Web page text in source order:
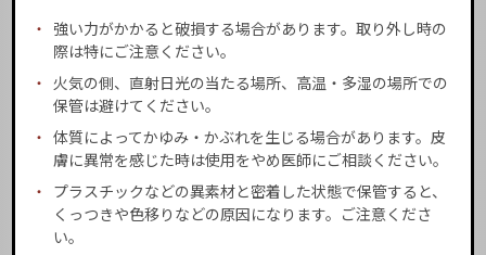
・ 強い力がかかると破損する場合があります。取り外し時の
際は特にご注意ください。
・ 火気の側、直射日光の当たる場所、高温・多湿の場所での
保管は避けてください。
・ 体質によってかゆみ・かぶれを生じる場合があります。皮
膚に異常を感じた時は使用をやめ医師にご相談ください。
・ プラスチックなどの異素材と密着した状態で保管すると、
くっつきや色移りなどの原因になります。ご注意くださ
い。